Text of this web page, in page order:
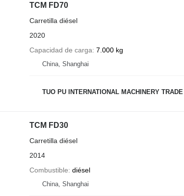
TCM FD70
Carretilla diésel
2020
Capacidad de carga 7.000 kg
China, Shanghai
TUO PU INTERNATIONAL MACHINERY
TCM FD30
Carretilla diésel
2014
Combustible diésel
China, Shanghai